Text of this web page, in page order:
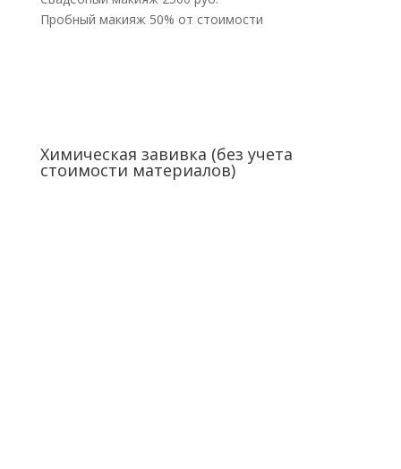
Пробный макияж 50% от стоимости
Химическая завивка (без учета
стоимости материалов)